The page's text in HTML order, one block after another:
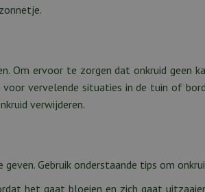
Om ervoor te zorgen dat onkruid geen
vervelende situaties in de tuin of
verwijderen.
Gebruik onderstaande tips om
het gaat bloeien en zich gaat